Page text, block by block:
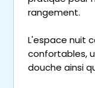
rangement.
L'espace nuit
confortables,
douche ainsi